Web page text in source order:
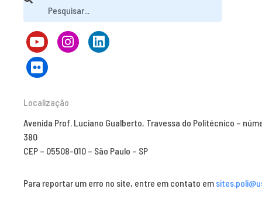
Localização
Avenida Prof. Luciano Gualberto, Travessa do Politécnico –
380
CEP – 05508-010 – São Paulo – SP
Para reportar um erro no site, entre em contato em